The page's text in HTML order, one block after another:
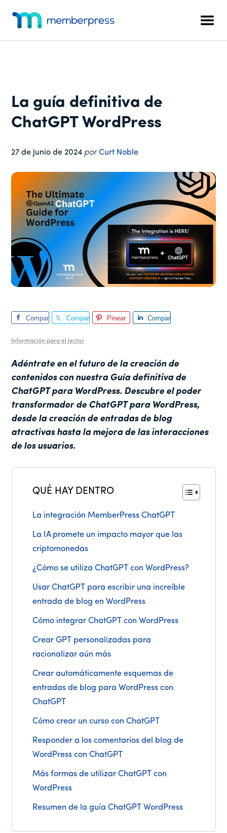
contenido
principal
barra
de
adicional
en
uno
La guía definitiva de
ChatGPT WordPress
27 de junio de 2024 porCurt Noble
Compar
Compar
Pinear
Compar
Información para el lector
Adéntrate en el futuro de la creación de
contenidos con nuestra Guía definitiva de
ChatGPT para WordPress. Descubre el poder
transformador de ChatGPT para WordPress,
desde la creación de entradas de blog
atractivas hasta la mejora de las interacciones
de los usuarios.
QUÉ HAY DENTRO
La integración MemberPress ChatGPT
La IA promete un impacto mayor que las
criptomonedas
¿Cómo se utiliza ChatGPT con WordPress?
Usar ChatGPT para escribir una increíble
entrada de blog en WordPress
Cómo integrar ChatGPT con WordPress
Crear GPT personalizadas para
racionalizar aún más
Crear automáticamente esquemas de
entradas de blog para WordPress con
ChatGPT
Cómo crear un curso con ChatGPT
Responder a los comentarios del blog de
WordPress con ChatGPT
Más formas de utilizar ChatGPT con
WordPress
Resumen de la guía ChatGPT WordPress